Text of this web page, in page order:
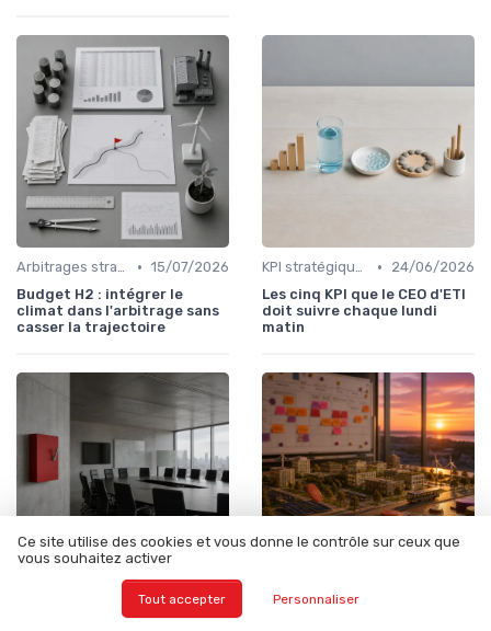
Arbitrages stratégiques & priorisation • 15/07/2026
Budget H2 : intégrer le
climat dans l'arbitrage sans
casser la trajectoire
KPI stratégiques & reporting exécutif •
24/06/2026
Les cinq KPI que le CEO d'ETI
doit suivre chaque lundi
matin
• 19/06/2026
Ce site utilise des cookies et vous donne le contrôle sur ceux que
vous souhaitez activer
Tout accepter Personnaliser